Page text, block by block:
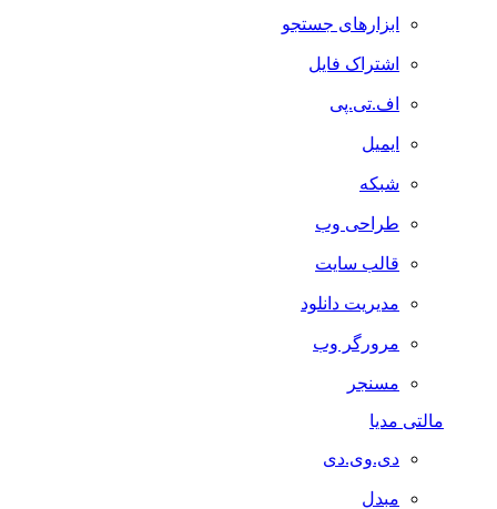
ابزارهای جستجو
اشتراک فایل
اف.تی.پی
ایمیل
شبکه
طراحی وب
قالب سایت
مدیریت دانلود
مرورگر وب
مسنجر
مالتی مدیا
دی.وی.دی
مبدل